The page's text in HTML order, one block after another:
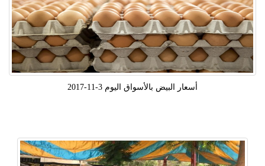
أسعار البيض بالأسواق اليوم 3-11-2017